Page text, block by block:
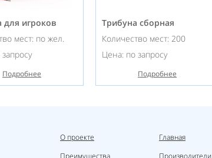
для игроков
мест: по жел.
Подробнее
Трибуна сборная
Количество мест: 200
Цена: по запросу
Подробнее
О проекте
Преимущества
Главная
Производители